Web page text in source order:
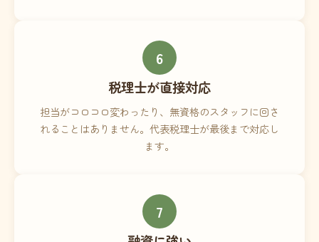
6
税理士が直接対応
担当がコロコロ変わったり、無資格のスタッフに回さ
れることはありません。代表税理士が最後まで対応し
ます。
7